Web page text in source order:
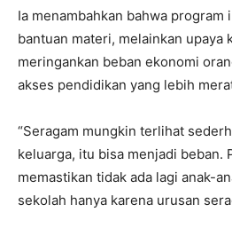
Ia menambahkan bahwa program
bantuan materi, melainkan upaya
meringankan beban ekonomi
akses pendidikan yang lebih
“Seragam mungkin terlihat
keluarga, itu bisa menjadi beban.
memastikan tidak ada lagi anak-
sekolah hanya karena urusan